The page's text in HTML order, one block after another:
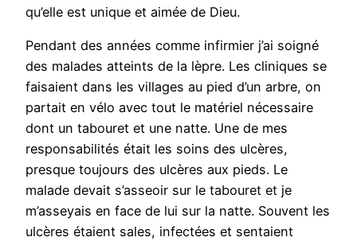
qu’elle est unique et aimée de Dieu.
Pendant des années comme infirmier j’ai soigné
des malades atteints de la lèpre. Les cliniques se
faisaient dans les villages au pied d’un arbre, on
partait en vélo avec tout le matériel nécessaire
dont un tabouret et une natte. Une de mes
responsabilités était les soins des ulcères,
presque toujours des ulcères aux pieds. Le
malade devait s’asseoir sur le tabouret et je
m’asseyais en face de lui sur la natte. Souvent les
ulcères étaient sales, infectées et sentaient